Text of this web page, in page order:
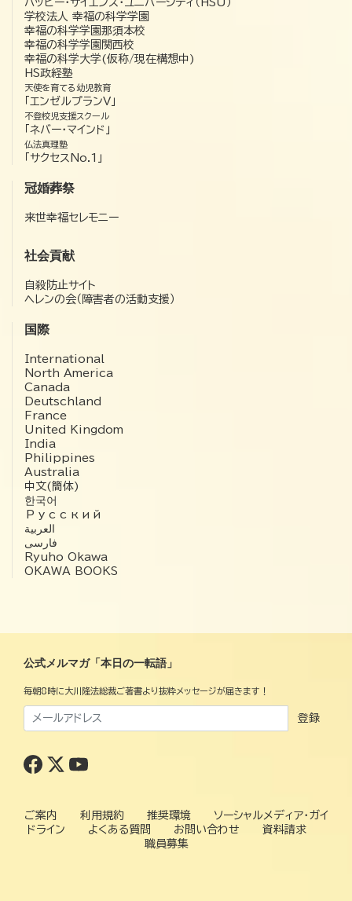
学校法人 幸福の科学学園
幸福の科学学園那須本校
幸福の科学学園関西校
幸福の科学大学(仮称/現在構想中)
HS政経塾
天使を育てる幼児教育
「エンゼルプランV」
不登校児支援スクール
「ネバー・マインド」
仏法真理塾
「サクセスNo.1」
冠婚葬祭
来世幸福セレモニー
社会貢献
自殺防止サイト
ヘレンの会（障害者の活動支援）
国際
International
North America
Canada
Deutschland
France
United Kingdom
India
Philippines
Australia
中文(簡体)
한국어
Русский
العربية‏
فارسی
Ryuho Okawa
OKAWA BOOKS
公式メルマガ「本日の一転語」
毎朝8時に大川隆法総裁ご著書より抜粋メッセージが届きます！
登録
ご案内 利用規約 推奨環境
ソーシャルメディア・ガイ
ドライン
よくある質問 お問い合わせ
資料請求
職員募集